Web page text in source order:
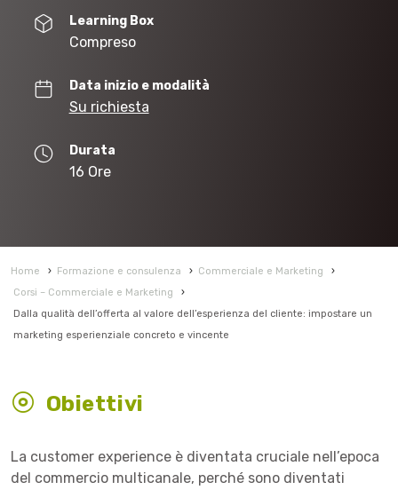
Learning Box
Compreso
Data inizio e modalità
Su richiesta
Durata
16 Ore
Home › Formazione e consulenza › Commerciale e Marketing
›
Corsi – Commerciale e Marketing
›
Dalla qualità dell’offerta al valore dell’esperienza del cliente: impostare un
marketing esperienziale concreto e vincente
Obiettivi
La customer experience è diventata cruciale nell’epoca
del commercio multicanale, perché sono diventati